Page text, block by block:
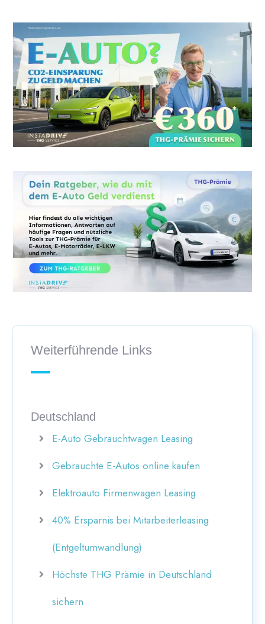
Weiterführende Links
Deutschland
E-Auto Gebrauchtwagen Leasing
Gebrauchte E-Autos online kaufen
Elektroauto Firmenwagen Leasing
40% Ersparnis bei Mitarbeiterleasing
(Entgeltumwandlung)
Höchste THG Prämie in Deutschland
sichern